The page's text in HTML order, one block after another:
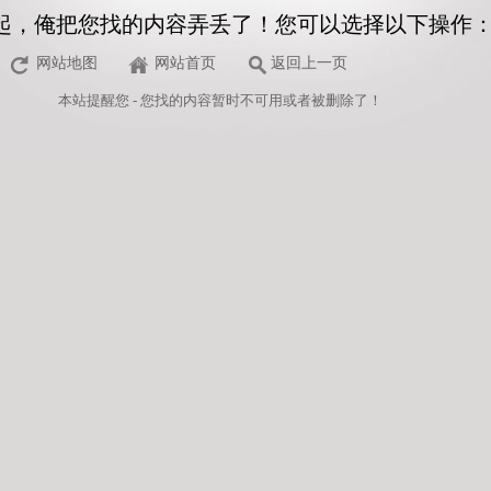
，俺把您找的内容弄丢了！您可以选择以下操作
网站地图 网站首页 返回上一页
本站提醒您 - 您找的内容暂时不可用或者被删除了！